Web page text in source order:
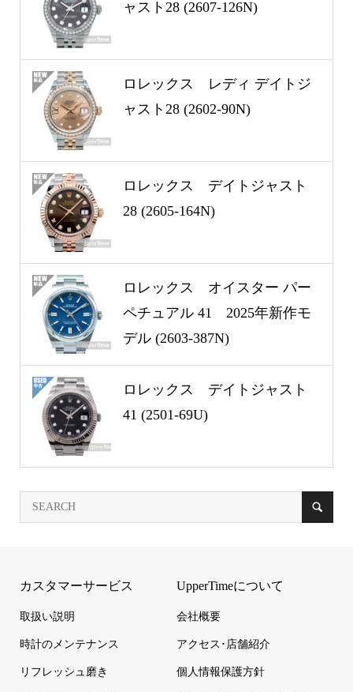
ャスト28 (2607-126N)
ロレックス レディ デイトジ
ャスト28 (2602-90N)
ロレックス デイトジャスト
28 (2605-164N)
ロレックス オイスター パー
ペチュアル 41 2025年新作モ
デル (2603-387N)
ロレックス デイトジャスト
41 (2501-69U)
カスタマーサービス
取扱い説明
時計のメンテナンス
リフレッシュ磨き
UpperTimeについて
会社概要
アクセス･店舗紹介
個人情報保護方針